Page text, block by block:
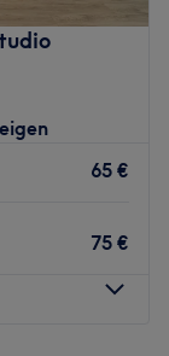
65 €
75 €